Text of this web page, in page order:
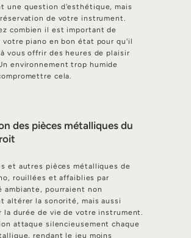
une question d'esthétique, mais
de votre instrument.
combien il est important de
votre piano en bon état pour qu'il
vous offrir des heures de plaisir
environnement trop humide
cela.
des pièces métalliques du
et autres pièces métalliques de
rouillées et affaiblies par
ambiante, pourraient non
altérer la sonorité, mais aussi
la durée de vie de votre instrument.
attaque silencieusement chaque
rendant le jeu moins